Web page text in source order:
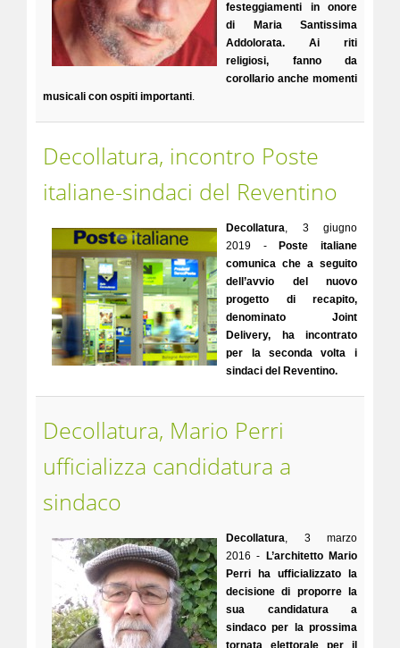
festeggiamenti in onore
di Maria Santissima
Addolorata. Ai riti
religiosi, fanno da
corollario anche momenti
musicali con ospiti importanti.
Decollatura, incontro Poste
italiane-sindaci del Reventino
Decollatura, 3 giugno
2019 -
Poste italiane
comunica che a seguito
dell’avvio del nuovo
progetto di recapito,
denominato Joint
Delivery, ha incontrato
per la seconda volta i
sindaci del Reventino.
Decollatura, Mario Perri
ufficializza candidatura a
sindaco
Decollatura, 3 marzo
2016 -
L’architetto Mario
Perri ha ufficializzato la
decisione di proporre la
sua candidatura a
sindaco per la prossima
tornata elettorale per il